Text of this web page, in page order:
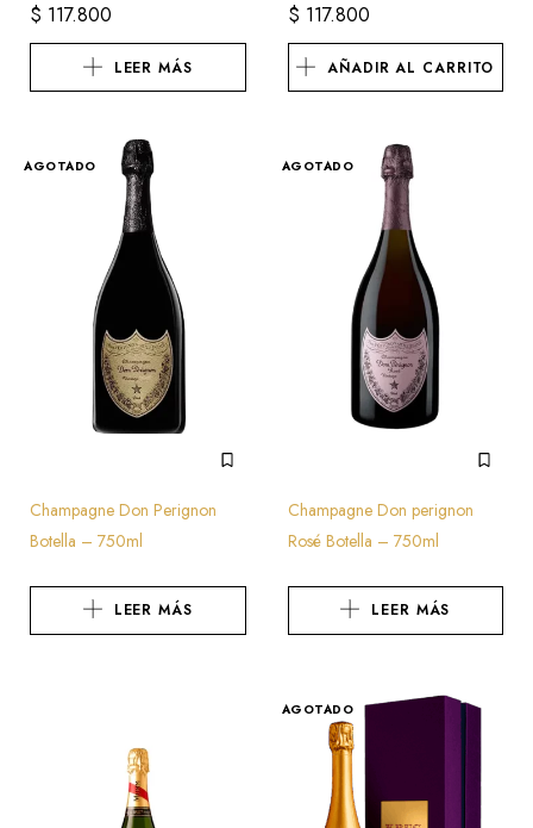
$ 117.800
LEER MÁS
$ 117.800
AÑADIR AL CARRITO
AGOTADO
Champagne Don Perignon
Botella – 750ml
LEER MÁS
AGOTADO
Champagne Don perignon
Rosé Botella – 750ml
LEER MÁS
AGOTADO